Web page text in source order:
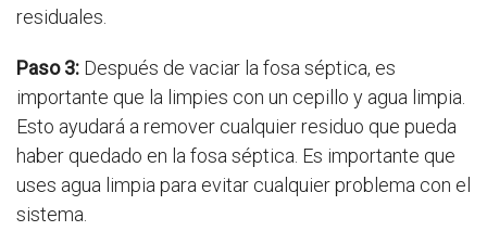
residuales.
Paso 3: Después de vaciar la fosa séptica, es
importante que la limpies con un cepillo y agua limpia.
Esto ayudará a remover cualquier residuo que pueda
haber quedado en la fosa séptica. Es importante que
uses agua limpia para evitar cualquier problema con el
sistema.